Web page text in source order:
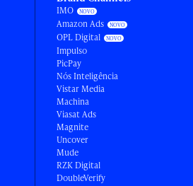
IMO
Amazon Ads
OPL Digital
Impulso
PicPay
Nós Inteligência
Vistar Media
Machina
Viasat Ads
Magnite
Uncover
Mude
RZK Digital
DoubleVerify